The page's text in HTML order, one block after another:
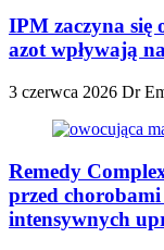
IPM zaczyna się
azot wpływają
3 czerwca 2026 Dr
Remedy
przed
intensywnych